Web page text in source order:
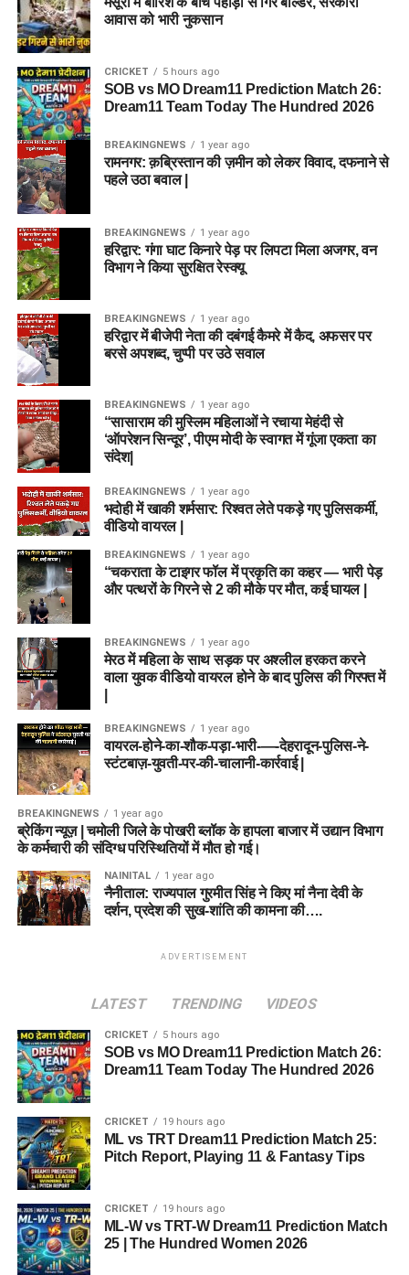
आवास को भारी नुकसान
CRICKET 5 hours ago
SOB vs MO Dream11 Prediction Match 26:
Dream11 Team Today The Hundred 2026
BREAKINGNEWS 1 year ago
रामनगर: क़ब्रिस्तान की ज़मीन को लेकर विवाद, दफनाने से
पहले उठा बवाल |
BREAKINGNEWS 1 year ago
हरिद्वार: गंगा घाट किनारे पेड़ पर लिपटा मिला अजगर, वन
विभाग ने किया सुरक्षित रेस्क्यू
BREAKINGNEWS 1 year ago
हरिद्वार में बीजेपी नेता की दबंगई कैमरे में कैद, अफसर पर
बरसे अपशब्द, चुप्पी पर उठे सवाल
BREAKINGNEWS 1 year ago
“सासाराम की मुस्लिम महिलाओं ने रचाया मेहंदी से
‘ऑपरेशन सिन्दूर’, पीएम मोदी के स्वागत में गूंजा एकता का
संदेश|
BREAKINGNEWS 1 year ago
भदोही में खाकी शर्मसार: रिश्वत लेते पकड़े गए पुलिसकर्मी,
वीडियो वायरल |
BREAKINGNEWS 1 year ago
“चकराता के टाइगर फॉल में प्रकृति का कहर — भारी पेड़
और पत्थरों के गिरने से 2 की मौके पर मौत, कई घायल |
BREAKINGNEWS 1 year ago
मेरठ में महिला के साथ सड़क पर अश्लील हरकत करने
वाला युवक वीडियो वायरल होने के बाद पुलिस की गिरफ्त में
BREAKINGNEWS 1 year ago
वायरल-होने-का-शौक-पड़ा-भारी-—-देहरादून-पुलिस-ने-
स्टंटबाज़-युवती-पर-की-चालानी-कार्रवाई |
BREAKINGNEWS 1 year ago
ब्रेकिंग न्यूज़ | चमोली जिले के पोखरी ब्लॉक के हापला बाजार में उद्यान विभाग
के कर्मचारी की संदिग्ध परिस्थितियों में मौत हो गई।
NAINITAL 1 year ago
नैनीताल: राज्यपाल गुरमीत सिंह ने किए मां नैना देवी के
दर्शन, प्रदेश की सुख-शांति की कामना की….
ADVERTISEMENT
LATEST TRENDING VIDEOS
CRICKET 5 hours ago
SOB vs MO Dream11 Prediction Match 26:
Dream11 Team Today The Hundred 2026
CRICKET 19 hours ago
ML vs TRT Dream11 Prediction Match 25:
Pitch Report, Playing 11 & Fantasy Tips
CRICKET 19 hours ago
ML-W vs TRT-W Dream11 Prediction Match
25 | The Hundred Women 2026